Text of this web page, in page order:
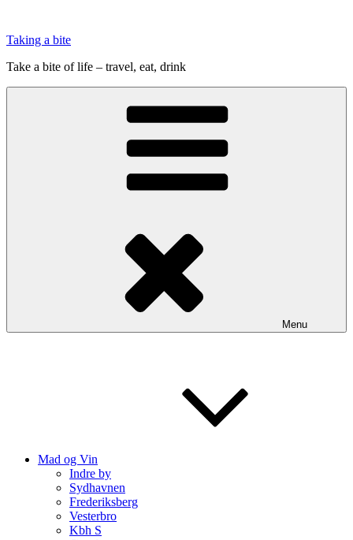
indhold
Taking a bite
Take a bite of life – travel, eat, drink
Menu
Mad og Vin
Indre by
Sydhavnen
Frederiksberg
Vesterbro
Kbh S